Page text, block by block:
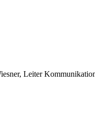
Leiter